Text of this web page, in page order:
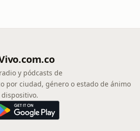
y pódcasts de
por ciudad, género o estado de ánimo